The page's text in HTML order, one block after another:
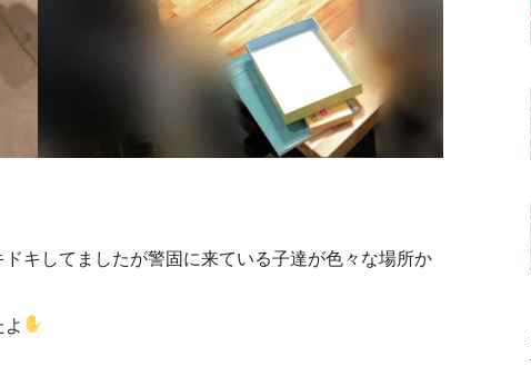
キしてましたが警固に来ている子達が色々な場所か